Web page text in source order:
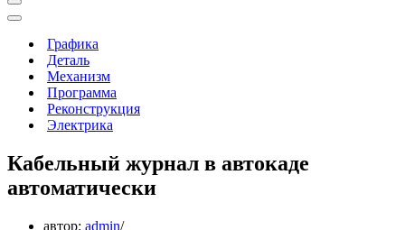
Меню
навигации
Меню
навигацииГрафика
Деталь
Механизм
Программа
Реконструкция
Электрика
Кабельный журнал в автокаде
автоматически
автор: admin